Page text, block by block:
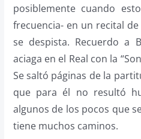
posiblemente cuando
frecuencia- en un recital
se despista. Recuerdo a
aciaga en el Real con la
Se saltó páginas de la
que para él no resultó
algunos de los pocos que
tiene muchos caminos.